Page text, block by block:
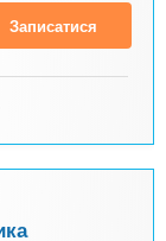
Записатися